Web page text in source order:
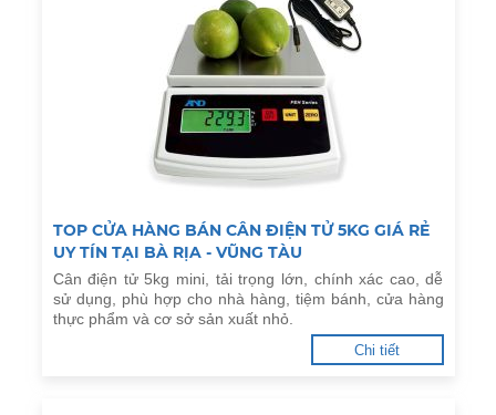
TOP CỬA HÀNG BÁN CÂN ĐIỆN TỬ 5KG GIÁ RẺ
UY TÍN TẠI BÀ RỊA - VŨNG TÀU
Cân điện tử 5kg mini, tải trọng lớn, chính xác cao, dễ
sử dụng, phù hợp cho nhà hàng, tiệm bánh, cửa hàng
thực phẩm và cơ sở sản xuất nhỏ.
Chi tiết